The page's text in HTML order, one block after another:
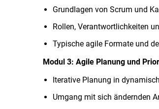
Grundlagen von Scrum und
Rollen, Verantwortlichkeiten
Typische agile Formate und
Modul 3: Agile Planung und
Iterative Planung in
Umgang mit sich ändernden